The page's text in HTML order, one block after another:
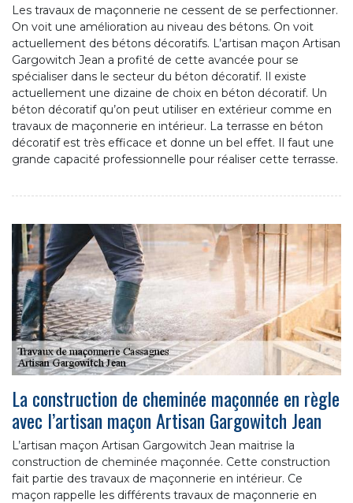
Les travaux de maçonnerie ne cessent de se perfectionner.
On voit une amélioration au niveau des bétons. On voit
actuellement des bétons décoratifs. L’artisan maçon Artisan
Gargowitch Jean a profité de cette avancée pour se
spécialiser dans le secteur du béton décoratif. Il existe
actuellement une dizaine de choix en béton décoratif. Un
béton décoratif qu’on peut utiliser en extérieur comme en
travaux de maçonnerie en intérieur. La terrasse en béton
décoratif est très efficace et donne un bel effet. Il faut une
grande capacité professionnelle pour réaliser cette terrasse.
La construction de cheminée maçonnée en règle
avec l’artisan maçon Artisan Gargowitch Jean
L’artisan maçon Artisan Gargowitch Jean maitrise la
construction de cheminée maçonnée. Cette construction
fait partie des travaux de maçonnerie en intérieur. Ce
maçon rappelle les différents travaux de maçonnerie en